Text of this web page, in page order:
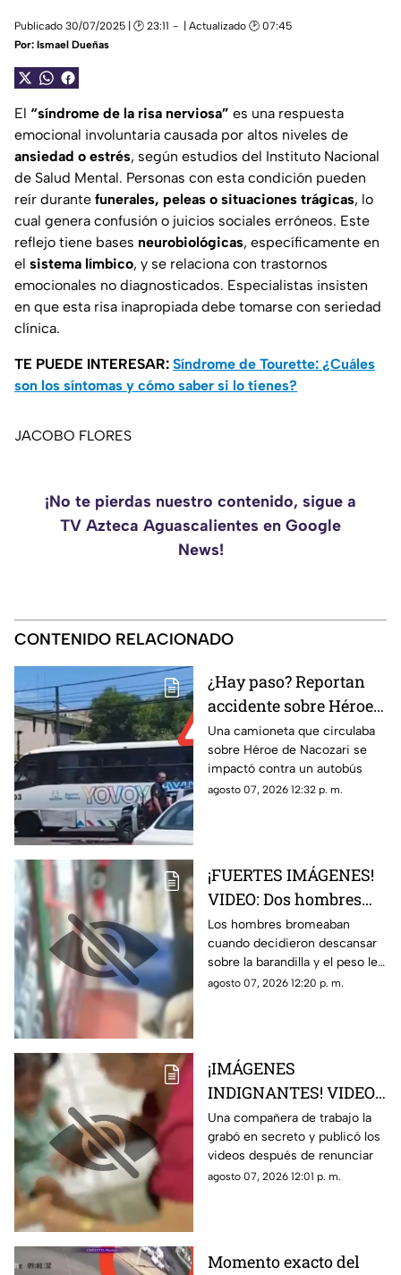
Publicado 30/07/2025 | 🕑 23:11
| Actualizado 🕑 07:45
Por: Ismael Dueñas
El “síndrome de la risa nerviosa” es una respuesta
emocional involuntaria causada por altos niveles de
ansiedad o estrés, según estudios del Instituto Nacional
de Salud Mental. Personas con esta condición pueden
reír durante funerales, peleas o situaciones trágicas, lo
cual genera confusión o juicios sociales erróneos. Este
reflejo tiene bases neurobiológicas, específicamente en
el sistema límbico, y se relaciona con trastornos
emocionales no diagnosticados. Especialistas insisten
en que esta risa inapropiada debe tomarse con seriedad
clínica.
TE PUEDE INTERESAR: Síndrome de Tourette: ¿Cuáles
son los síntomas y cómo saber si lo tienes?
JACOBO FLORES
¡No te pierdas nuestro contenido, sigue a
TV Azteca Aguascalientes en Google
News!
CONTENIDO RELACIONADO
¿Hay paso? Reportan
accidente sobre Héroe
de Nacozari y Vasco de
Gama
Una camioneta que circulaba
sobre Héroe de Nacozari se
impactó contra un autobús
agosto 07, 2026 12:32 p. m.
¡FUERTES IMÁGENES!
VIDEO: Dos hombres
caen de la barandilla
de un mercado tras
perder el equilibrio
cuando uno cargaba el
Los hombres bromeaban
cuando decidieron descansar
sobre la barandilla y el peso les
ganó el equilibrio
agosto 07, 2026 12:20 p. m.
¡IMÁGENES
INDIGNANTES! VIDEO:
Graban a cuidadora en
guardería maltratando
y torturando a los
niños
Una compañera de trabajo la
grabó en secreto y publicó los
videos después de renunciar
agosto 07, 2026 12:01 p. m.
Momento exacto del